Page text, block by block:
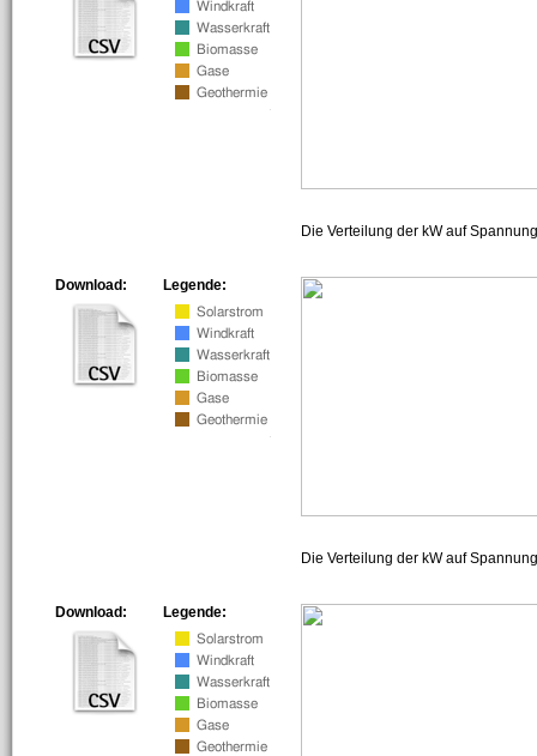
Die Verteilung der kW auf
Legende:
Download:
Die Verteilung der kW auf
Legende:
Download: